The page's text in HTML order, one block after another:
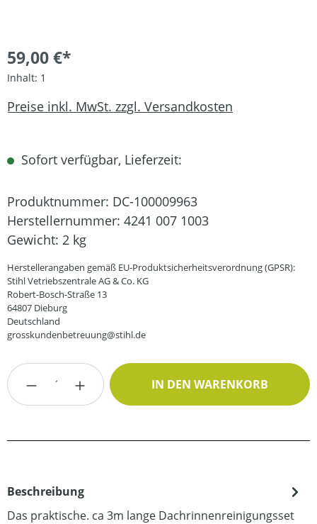
59,00 €*
Inhalt: 1
Preise inkl. MwSt. zzgl. Versandkosten
Sofort verfügbar, Lieferzeit:
Produktnummer: DC-100009963
Herstellernummer: 4241 007 1003
Gewicht: 2 kg
Herstellerangaben gemäß EU-Produktsicherheitsverordnung (GPSR):
Stihl Vetriebszentrale AG & Co. KG
Robert-Bosch-Straße 13
64807 Dieburg
Deutschland
grosskundenbetreuung@stihl.de
Produkt Anzahl: Gib den gewünschten
IN DEN WARENKORB
Beschreibung
Das praktische. ca 3m lange Dachrinnenreinigungsset